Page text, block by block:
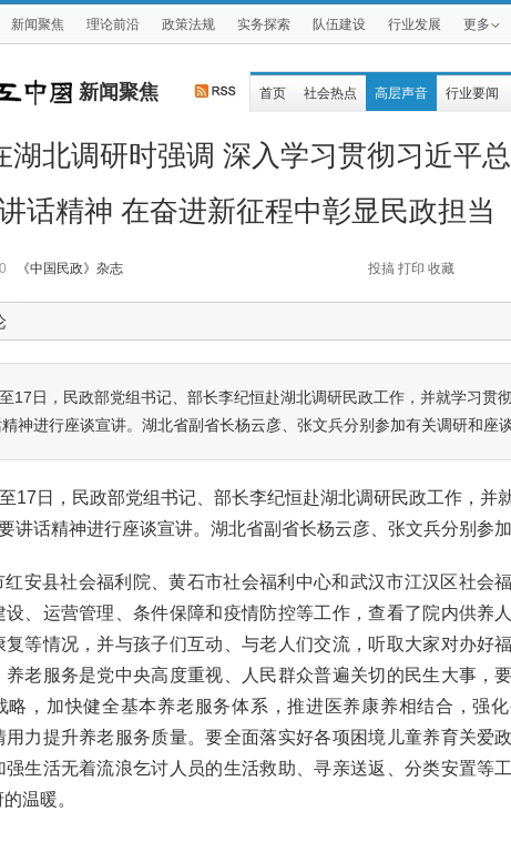
新闻聚焦 理论前沿 政策法规 实务探索 队伍建设 行业发展 更多
新闻聚焦 首页 社会热点 高层声音 行业要闻
湖北调研时强调 深入学习贯彻习近平
话精神 在奋进新征程中彰显民政担当
《中国民政》杂志 投搞 打印 收藏
17日，民政部党组书记、部长李纪恒赴湖北调研民政工作，并就学习贯
神进行座谈宣讲。湖北省副省长杨云彦、张文兵分别参加有关调研和座谈
17日，民政部党组书记、部长李纪恒赴湖北调研民政工作，并
讲话精神进行座谈宣讲。湖北省副省长杨云彦、张文兵分别参
红安县社会福利院、黄石市社会福利中心和武汉市江汉区社会
设、运营管理、条件保障和疫情防控等工作，查看了院内供养
复等情况，并与孩子们互动、与老人们交流，听取大家对办好
养老服务是党中央高度重视、人民群众普遍关切的民生大事，
略，加快健全基本养老服务体系，推进医养康养相结合，强
用力提升养老服务质量。要全面落实好各项困境儿童养育关爱
强生活无着流浪乞讨人员的生活救助、寻亲送返、分类安置等
的温暖。